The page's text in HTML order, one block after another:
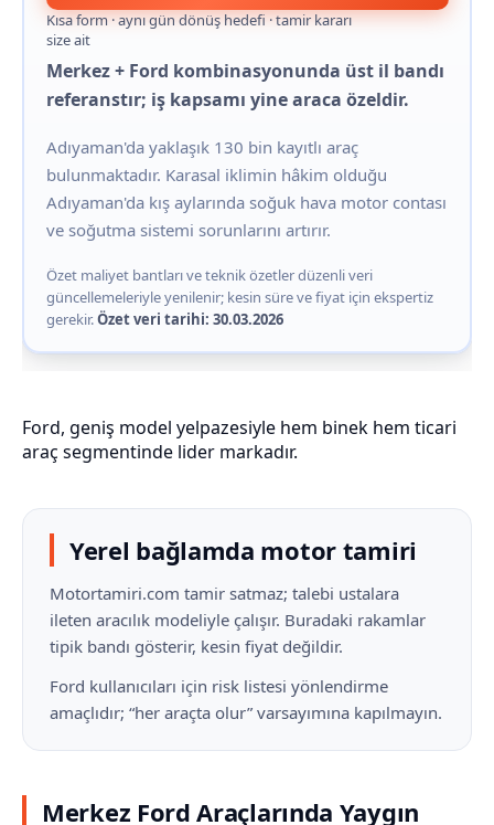
Kısa form · aynı gün dönüş hedefi · tamir kararı
size ait
Merkez + Ford kombinasyonunda üst il bandı
referanstır; iş kapsamı yine araca özeldir.
Adıyaman'da yaklaşık 130 bin kayıtlı araç
bulunmaktadır. Karasal iklimin hâkim olduğu
Adıyaman'da kış aylarında soğuk hava motor contası
ve soğutma sistemi sorunlarını artırır.
Özet maliyet bantları ve teknik özetler düzenli veri
güncellemeleriyle yenilenir; kesin süre ve fiyat için ekspertiz
gerekir.Özet veri tarihi: 30.03.2026
Ford, geniş model yelpazesiyle hem binek hem ticari
araç segmentinde lider markadır.
Yerel bağlamda motor tamiri
Motortamiri.com tamir satmaz; talebi ustalara
ileten aracılık modeliyle çalışır. Buradaki rakamlar
tipik bandı gösterir, kesin fiyat değildir.
Ford kullanıcıları için risk listesi yönlendirme
amaçlıdır; “her araçta olur” varsayımına kapılmayın.
Merkez Ford Araçlarında Yaygın